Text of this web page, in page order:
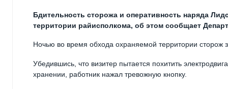
Бдительность сторожа и оперативность наряда
территории райисполкома, об этом сообщает
Ночью во время обхода охраняемой территории сторож
Убедившись, что визитер пытается похитить
хранении, работник нажал тревожную кнопку.